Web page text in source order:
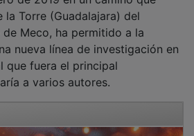
la Torre (Guadalajara) del
Meco, ha permitido a la
nueva línea de investigación en
que fuera el principal
a varios autores.